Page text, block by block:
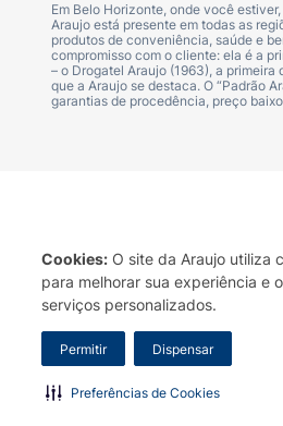
Cookies: O site da Araujo utiliza
para melhorar sua experiência e
serviços personalizados.
Permitir Dispensar
Preferências de Cookies
Em Belo Horizonte, onde você
Araujo está presente em todas as
produtos de conveniência, saúde e
compromisso com o cliente: ela é a
– o Drogatel Araujo (1963), a
que a Araujo se destaca. O “Padrão
garantias de procedência, preço
A Drogaria Araujo S/A informa que
marca. Para sua segurança
Araujo S.A. Em caso de dúvidas,
Razão Social: Drogaria Araujo S.A |
0300.313.1010 e (31) 3270-5000
10.965 | Yasmin Silva Alvarenga –
Funcionamento da Empresa (AFE):